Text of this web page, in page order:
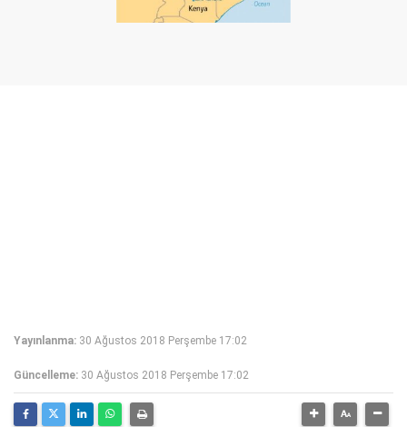
Yayınlanma: 30 Ağustos 2018 Perşembe 17:02
Güncelleme: 30 Ağustos 2018 Perşembe 17:02